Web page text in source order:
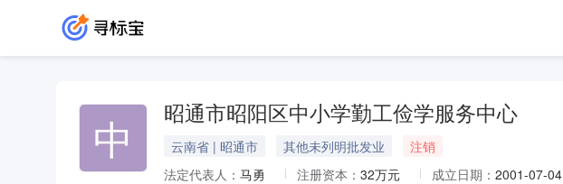
中 昭通市昭阳区中小学勤工俭学服务中心
云南省 | 昭通市 其他未列明批发业
注销
法定代表人： 马勇 注册资本： 32万元 成立日期： 2001-07-04